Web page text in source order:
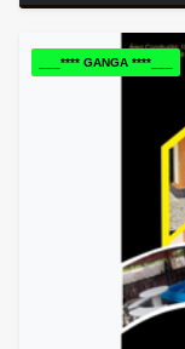
___**** GANGA ****___